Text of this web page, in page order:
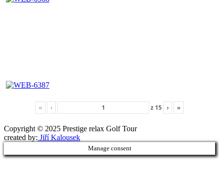
« ‹ z 15 › »
Copyright © 2025 Prestige relax Golf Tour
Druhé
ménu
created by: Jiří Kalousek
Manage consent